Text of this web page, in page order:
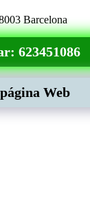
Barcelona
623451086
Web